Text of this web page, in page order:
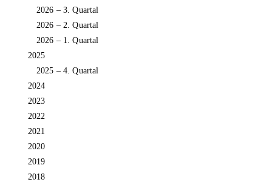
2026 – 3. Quartal
2026 – 2. Quartal
2026 – 1. Quartal
2025
2025 – 4. Quartal
2024
2023
2022
2021
2020
2019
2018